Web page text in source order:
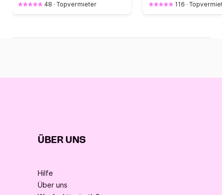
48 · Topvermieter 116 ·
ÜBER UNS
Hilfe
Über uns